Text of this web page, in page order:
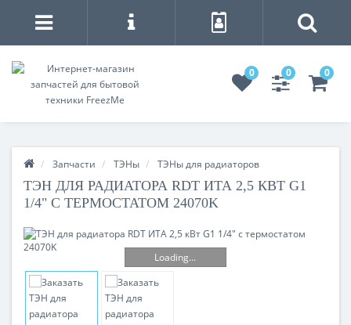
0 0 0
Запчасти ТЭНы ТЭНы для радиаторов
ТЭН ДЛЯ РАДИАТОРА RDT ИТА 2,5 КВТ G1
1/4" С ТЕРМОСТАТОМ 24070K
Loading...